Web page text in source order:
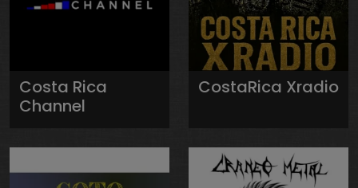
Costa Rica
Channel
CostaRica Xradio